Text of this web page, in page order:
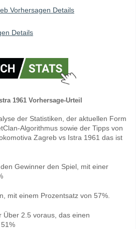
Vorhersagen Details
Details
1961 Vorhersage-Urteil
der Statistiken, der aktuellen Form
Algorithmus sowie der Tipps von
Zagreb vs Istra 1961 das ist
Gewinner den Spiel, mit einer
mit einem Prozentsatz von 57%.
Über 2.5 voraus, das einen